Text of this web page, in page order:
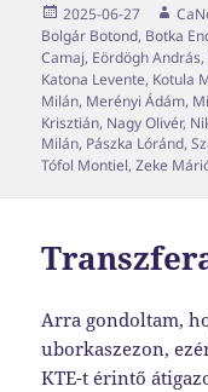
Közzétéve
2025-06-27
Bolgár Botond, Botka
Camaj, Eördögh András,
Katona Levente, Kotula
Milán, Merényi Ádám,
Krisztián, Nagy Olivér,
Milán, Pászka Lóránd,
Tófol Montiel,Zeke
Arra gondoltam,
uborkaszezon,
KTE-t érintő